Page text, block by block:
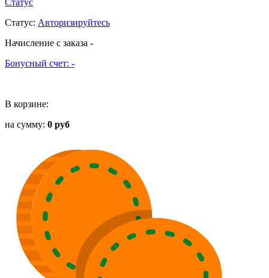
Статус: Авторизируйтесь
Начисление с заказа -
Бонусный счет: -
В корзине:
на сумму: 0 руб